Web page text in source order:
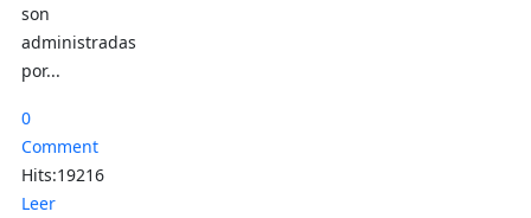
son
administradas
por...
0
Comment
Hits:19216
Leer